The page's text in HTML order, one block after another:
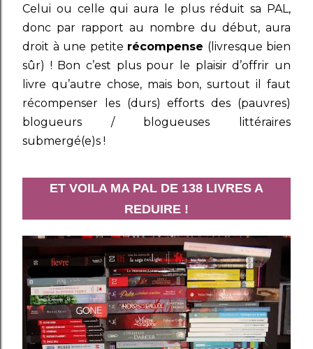
Celui ou celle qui aura le plus réduit sa PAL,
donc par rapport au nombre du début, aura
droit à une petite récompense (livresque bien
sûr) ! Bon c’est plus pour le plaisir d’offrir un
livre qu’autre chose, mais bon, surtout il faut
récompenser les (durs) efforts des (pauvres)
blogueurs / blogueuses littéraires
submergé(e)s !
ET VOILA MA PAL DE 138 LIVRES A
REDUIRE !